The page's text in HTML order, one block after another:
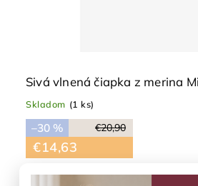
Sivá vlnená čiapka z merina
Skladom (1 ks)
€20,90
–30 %
€14,63
Detail